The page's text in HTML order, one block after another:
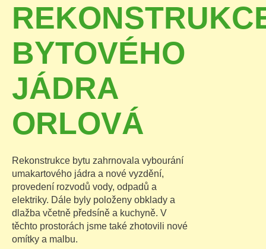
BYTOVÉHO
JÁDRA
ORLOVÁ
Rekonstrukce bytu zahrnovala vybourání
umakartového jádra a nové vyzdění,
provedení rozvodů vody, odpadů a
elektriky. Dále byly položeny obklady a
dlažba včetně předsíně a kuchyně. V
těchto prostorách jsme také zhotovili nové
omítky a malbu.